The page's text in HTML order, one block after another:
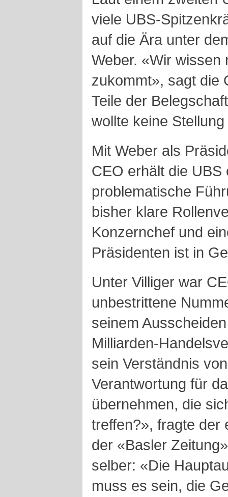
viele UBS-
auf die Ära unter
Weber. «Wir wissen
zukommt», sagt die
Teile der
wollte keine
Mit Weber als
CEO erhält die
problematische
bisher klare
Konzernchef und
Präsidenten ist in
Unter Villiger war
unbestrittene
seinem
Milliarden-
sein Verständnis
Verantwortung für
übernehmen, die
treffen?», fragte der
der «Basler
selber: «Die
muss es sein, die